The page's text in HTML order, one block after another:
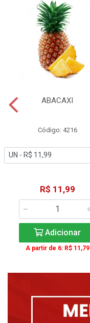
ABACAXI
Código: 4216
R$ 11,99
Adicionar
A partir de 6: R$ 11,79